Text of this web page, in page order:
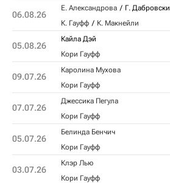
06.08.26
Е. Александрова Г. Дабровски
К. Гауфф К. Макнейли
05.08.26
Кайла Дэй
Кори Гауфф
09.07.26
Каролина Мухова
Кори Гауфф
07.07.26
Джессика Пегула
Кори Гауфф
05.07.26
Белинда Бенчич
Кори Гауфф
03.07.26
Клэр Лью
Кори Гауфф